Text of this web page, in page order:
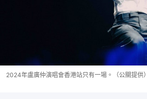
2024年盧廣仲演唱會香港站只有一場。（公關提供）